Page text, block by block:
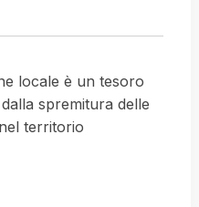
locale è un tesoro
spremitura delle
territorio